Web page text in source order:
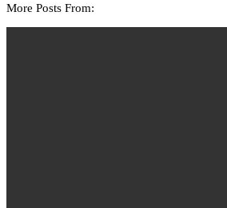
More Posts From: